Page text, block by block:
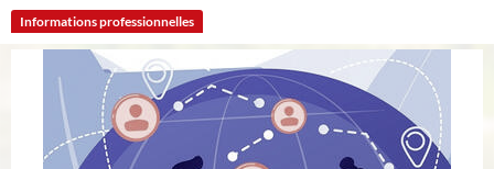
Informations professionnelles